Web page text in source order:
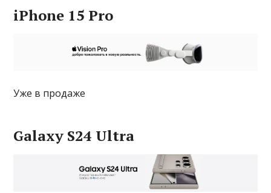
iPhone 15 Pro
Уже в продаже
Galaxy S24 Ultra